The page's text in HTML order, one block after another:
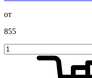
от
855